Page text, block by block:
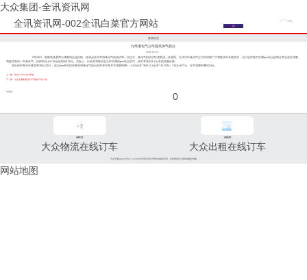
大众集团-全讯资讯网
全讯资讯网-002全讯白菜官方网站
集团动态
九环液化气公司提高加气积分
2006-05-25
5月24日，国家发改委再次调整成品油价格，使成品油与车用液化气的差价再一次拉大，液化气的经济性优势进一步显现。九环汽车液化气公司为回报广大驾驶员对长期支持，当日起对旗下所属pos站点的积分再次进行调整，
驾驶员每加一升液化气，所得积分从0.15元提高到0.20元。实际上，出租车驾驶员在九环所属的pos站点加气，就可享受到3.1元/升的优惠价格。
按出租车每天行驶里程350公里计，此次pos积分提高将使用液化气的出租车单车每月节省燃料费=（4.52元/升*35升-3.1元/升*43.75升）*30天≈677元，年节省燃料费8124元。
上一篇：瑞士emba大众“探秘”
下一篇：大众交通集团召开平安建设工作大会
分享到： 0
96811
大众物流在线订车
96822
大众出租在线订车
大众交通(www.96822.com)002全讯白菜官方网站的版权所有，未经授权禁止复制或建立镜像
网站地图